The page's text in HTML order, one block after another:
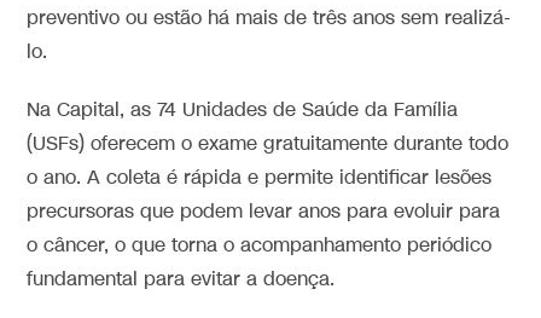
preventivo ou estão há mais de três anos sem realizá-
lo.
Na Capital, as 74 Unidades de Saúde da Família
(USFs) oferecem o exame gratuitamente durante todo
o ano. A coleta é rápida e permite identificar lesões
precursoras que podem levar anos para evoluir para
o câncer, o que torna o acompanhamento periódico
fundamental para evitar a doença.